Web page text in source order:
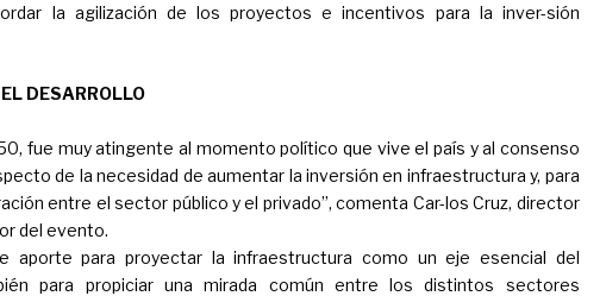
la agilización de los proyectos e incentivos para la inver-sión
DESARROLLO
fue muy atingente al momento político que vive el país y al consenso
de la necesidad de aumentar la inversión en infraestructura y, para
entre el sector público y el privado”, comenta Car-los Cruz, director
del evento.
aporte para proyectar la infraestructura como un eje esencial del
para propiciar una mirada común entre los distintos sectores